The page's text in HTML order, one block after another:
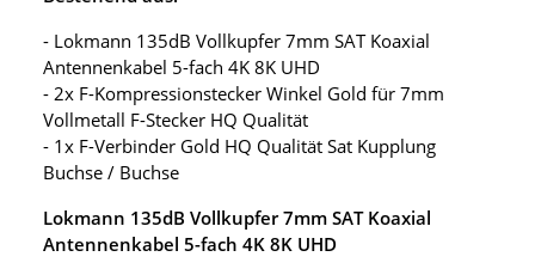
- Lokmann 135dB Vollkupfer 7mm SAT Koaxial
Antennenkabel 5-fach 4K 8K UHD
- 2x F-Kompressionstecker Winkel Gold für 7mm
Vollmetall F-Stecker HQ Qualität
- 1x F-Verbinder Gold HQ Qualität Sat Kupplung
Buchse / Buchse
Lokmann 135dB Vollkupfer 7mm SAT Koaxial
Antennenkabel 5-fach 4K 8K UHD